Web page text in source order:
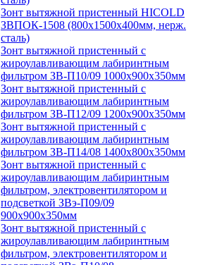
Зонт вытяжной пристенный HICOLD
ЗВПОК-1508 (800х1500х400мм, нерж.
сталь)
Зонт вытяжной пристенный с
жироулавливающим лабиринтным
фильтром ЗВ-П10/09 1000х900х350мм
Зонт вытяжной пристенный с
жироулавливающим лабиринтным
фильтром ЗВ-П12/09 1200х900х350мм
Зонт вытяжной пристенный с
жироулавливающим лабиринтным
фильтром ЗВ-П14/08 1400х800х350мм
Зонт вытяжной пристенный с
жироулавливающим лабиринтным
фильтром, электровентилятором и
подсветкой ЗВэ-П09/09
900х900х350мм
Зонт вытяжной пристенный с
жироулавливающим лабиринтным
фильтром, электровентилятором и